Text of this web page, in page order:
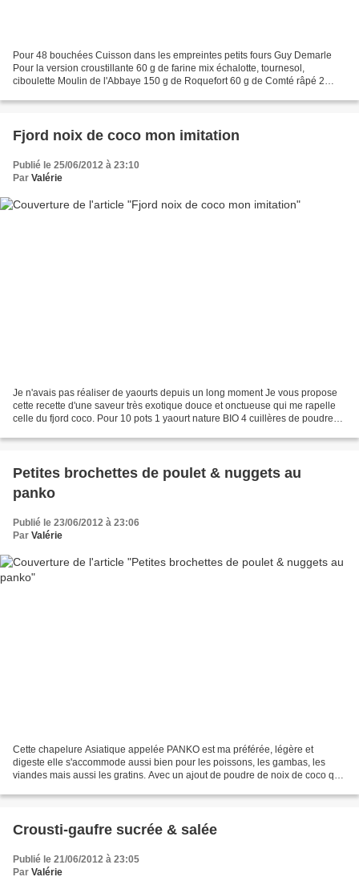
Pour 48 bouchées Cuisson dans les empreintes petits fours Guy Demarle
Pour la version croustillante 60 g de farine mix échalotte, tournesol,
ciboulette Moulin de l'Abbaye 150 g de Roquefort 60 g de Comté râpé 2
Fjord noix de coco mon imitation
Publié le 25/06/2012 à 23:10
Par Valérie
Je n'avais pas réaliser de yaourts depuis un long moment Je vous propose
cette recette d'une saveur très exotique douce et onctueuse qui me rapelle
celle du fjord coco. Pour 10 pots 1 yaourt nature BIO 4 cuillères de poudre
Petites brochettes de poulet & nuggets au
panko
Publié le 23/06/2012 à 23:06
Par Valérie
Cette chapelure Asiatique appelée PANKO est ma préférée, légère et
digeste elle s'accommode aussi bien pour les poissons, les gambas, les
viandes mais aussi les gratins. Avec un ajout de poudre de noix de coco qui
Crousti-gaufre sucrée & salée
Publié le 21/06/2012 à 23:05
Par Valérie